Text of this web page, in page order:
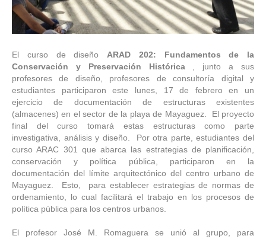
El curso de diseño ARAD 202: Fundamentos de la
Conservación y Preservación Histórica, junto a sus
profesores de diseño, profesores de consultoría digital y
estudiantes participaron este lunes, 17 de febrero en un
ejercicio de documentación de estructuras existentes
(almacenes) en el sector de la playa de Mayaguez. El proyecto
final del curso tomará estas estructuras como parte
investigativa, análisis y diseño. Por otra parte, estudiantes del
curso ARAC 301 que abarca las estrategias de planificación,
conservación y política pública, participaron en la
documentación del límite arquitectónico del centro urbano de
Mayaguez. Esto, para establecer estrategias de normas de
ordenamiento, lo cual facilitará el trabajo en los procesos de
política pública para los centros urbanos.
El profesor José M. Romaguera se unió al grupo, para